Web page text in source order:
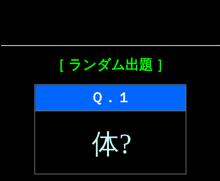
［ ランダム出題 ］
Ｑ．１
体?